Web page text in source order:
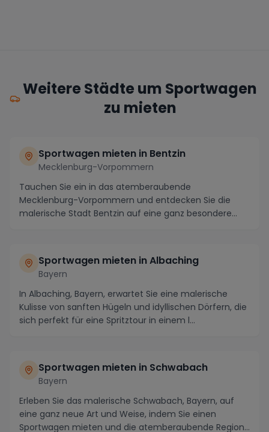
Weitere Städte um Sportwagen
zu mieten
Sportwagen mieten in Bentzin
Mecklenburg-Vorpommern
Tauchen Sie ein in das atemberaubende
Mecklenburg-Vorpommern und entdecken Sie die
malerische Stadt Bentzin auf eine ganz besondere
Sportwagen mieten in Albaching
Bayern
In Albaching, Bayern, erwartet Sie eine malerische
Kulisse von sanften Hügeln und idyllischen Dörfern, die
sich perfekt für eine Spritztour in einem l...
Sportwagen mieten in Schwabach
Bayern
Erleben Sie das malerische Schwabach, Bayern, auf
eine ganz neue Art und Weise, indem Sie einen
Sportwagen mieten und die atemberaubende Region